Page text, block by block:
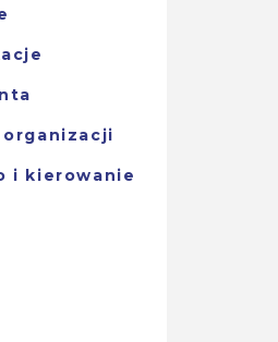
organizacji
i kierowanie